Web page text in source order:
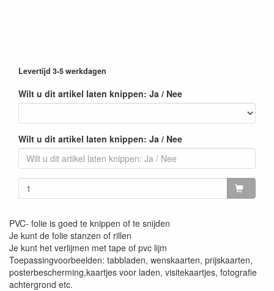
Levertijd 3-5 werkdagen
Wilt u dit artikel laten knippen: Ja / Nee
Wilt u dit artikel laten knippen: Ja / Nee
PVC- folie is goed te knippen of te snijden
Je kunt de folie stanzen of rillen
Je kunt het verlijmen met tape of pvc lijm
Toepassingvoorbeelden: tabbladen, wenskaarten, prijskaarten,
posterbescherming,kaartjes voor laden, visitekaartjes, fotografie
achtergrond etc.